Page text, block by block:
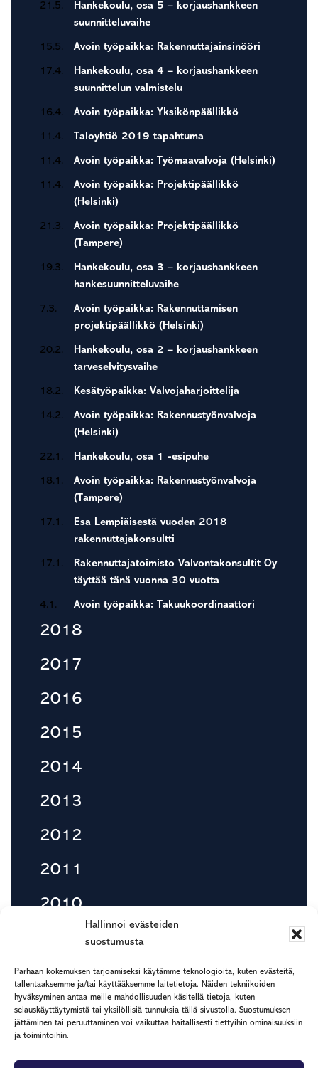
Hallinnoi evästeiden
suostumusta
Parhaan kokemuksen tarjoamiseksi käytämme teknologioita, kuten evästeitä,
tallentaaksemme ja/tai käyttääksemme laitetietoja. Näiden tekniikoiden
hyväksyminen antaa meille mahdollisuuden käsitellä tietoja, kuten
selauskäyttäytymistä tai yksilöllisiä tunnuksia tällä sivustolla. Suostumuksen
jättäminen tai peruuttaminen voi vaikuttaa haitallisesti tiettyihin ominaisuuksiin
ja toimintoihin.
21.5.
Hankekoulu, osa 5 – korjaushankkeen
suunnitteluvaihe
15.5. Avoin työpaikka: Rakennuttajainsinööri
17.4.
Hankekoulu, osa 4 – korjaushankkeen
suunnittelun valmistelu
16.4. Avoin työpaikka: Yksikönpäällikkö
11.4. Taloyhtiö 2019 tapahtuma
11.4. Avoin työpaikka: Työmaavalvoja (Helsinki)
11.4.
Avoin työpaikka: Projektipäällikkö
(Helsinki)
21.3.
Avoin työpaikka: Projektipäällikkö
(Tampere)
19.3.
Hankekoulu, osa 3 – korjaushankkeen
hankesuunnitteluvaihe
7.3.
Avoin työpaikka: Rakennuttamisen
projektipäällikkö (Helsinki)
20.2.
Hankekoulu, osa 2 – korjaushankkeen
tarveselvitysvaihe
18.2. Kesätyöpaikka: Valvojaharjoittelija
14.2.
Avoin työpaikka: Rakennustyönvalvoja
(Helsinki)
22.1. Hankekoulu, osa 1 -esipuhe
18.1.
Avoin työpaikka: Rakennustyönvalvoja
(Tampere)
17.1.
Esa Lempiäisestä vuoden 2018
rakennuttajakonsultti
17.1.
Rakennuttajatoimisto Valvontakonsultit Oy
täyttää tänä vuonna 30 vuotta
4.1. Avoin työpaikka: Takuukoordinaattori
2018
2017
2016
2015
2014
2013
2012
2011
2010
Footer
etu.suku@rapp.fi
puh. 044 7799 277
Rekisteri- ja tietosuojaseloste